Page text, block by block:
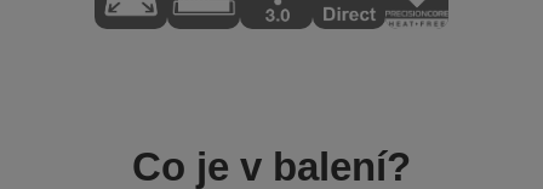
Co je v balení?